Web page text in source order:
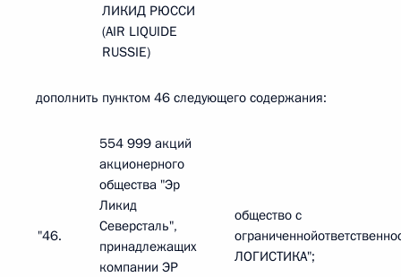
ЛИКИД РЮССИ
(AIR LIQUIDE
RUSSIE)
дополнить пунктом 46 следующего содержания:
"46.
554 999 акций
акционерного
общества "Эр
Ликид
Северсталь",
принадлежащих
компании ЭР
общество с
ЛОГИСТИКА";